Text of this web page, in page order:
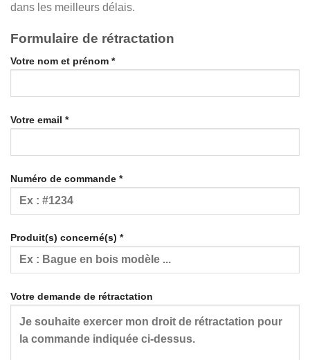
dans les meilleurs délais.
Formulaire de rétractation
Votre nom et prénom *
Votre email *
Numéro de commande *
Produit(s) concerné(s) *
Votre demande de rétractation